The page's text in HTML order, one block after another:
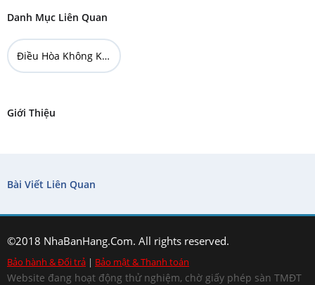
Danh Mục Liên Quan
Điều Hòa Không Khí
Giới Thiệu
Bài Viết Liên Quan
©2018 NhaBanHang.Com. All rights reserved.
Bảo hành & Đổi trả | Bảo mật & Thanh toán
Website đang hoạt động thử nghiệm, chờ giấy phép sàn TMĐT